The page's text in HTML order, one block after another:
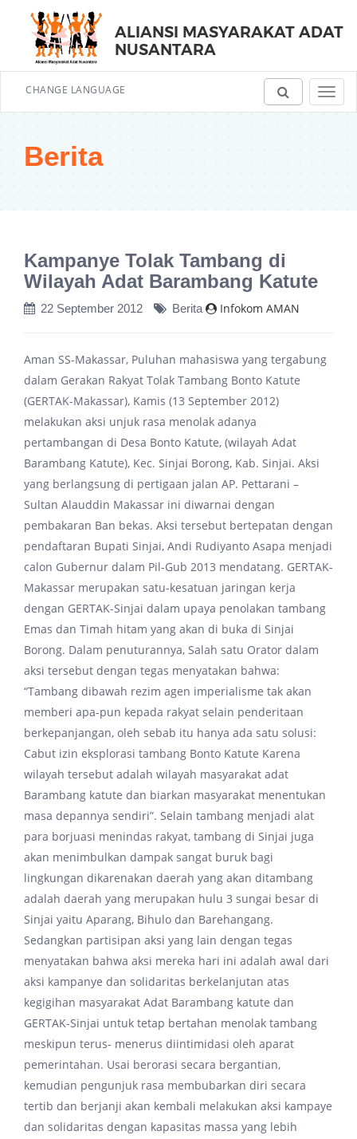
ALIANSI MASYARAKAT ADAT
NUSANTARA
CHANGE LANGUAGE
Berita
​Kampanye Tolak Tambang di
Wilayah Adat Barambang Katute
22 September 2012 Berita Infokom AMAN
Aman SS-Makassar, Puluhan mahasiswa yang tergabung
dalam Gerakan Rakyat Tolak Tambang Bonto Katute
(GERTAK-Makassar), Kamis (13 September 2012)
melakukan aksi unjuk rasa menolak adanya
pertambangan di Desa Bonto Katute, (wilayah Adat
Barambang Katute), Kec. Sinjai Borong, Kab. Sinjai. Aksi
yang berlangsung di pertigaan jalan AP. Pettarani –
Sultan Alauddin Makassar ini diwarnai dengan
pembakaran Ban bekas. Aksi tersebut bertepatan dengan
pendaftaran Bupati Sinjai, Andi Rudiyanto Asapa menjadi
calon Gubernur dalam Pil-Gub 2013 mendatang. GERTAK-
Makassar merupakan satu-kesatuan jaringan kerja
dengan GERTAK-Sinjai dalam upaya penolakan tambang
Emas dan Timah hitam yang akan di buka di Sinjai
Borong. Dalam penuturannya, Salah satu Orator dalam
aksi tersebut dengan tegas menyatakan bahwa:
“Tambang dibawah rezim agen imperialisme tak akan
memberi apa-pun kepada rakyat selain penderitaan
berkepanjangan, oleh sebab itu hanya ada satu solusi:
Cabut izin eksplorasi tambang Bonto Katute Karena
wilayah tersebut adalah wilayah masyarakat adat
Barambang katute dan biarkan masyarakat menentukan
masa depannya sendiri”. Selain tambang menjadi alat
para borjuasi menindas rakyat, tambang di Sinjai juga
akan menimbulkan dampak sangat buruk bagi
lingkungan dikarenakan daerah yang akan ditambang
adalah daerah yang merupakan hulu 3 sungai besar di
Sinjai yaitu Aparang, Bihulo dan Barehangang.
Sedangkan partisipan aksi yang lain dengan tegas
menyatakan bahwa aksi mereka hari ini adalah awal dari
aksi kampanye dan solidaritas berkelanjutan atas
kegigihan masyarakat Adat Barambang katute dan
GERTAK-Sinjai untuk tetap bertahan menolak tambang
meskipun terus- menerus diintimidasi oleh aparat
pemerintahan. Usai berorasi secara bergantian,
kemudian pengunjuk rasa membubarkan diri secara
tertib dan berjanji akan kembali melakukan aksi kampaye
dan solidaritas dengan kapasitas massa yang lebih